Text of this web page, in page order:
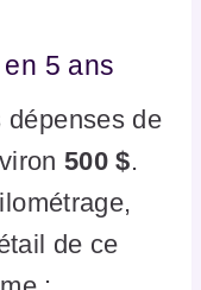
5 ans
dépenses de
500 $.
de ce